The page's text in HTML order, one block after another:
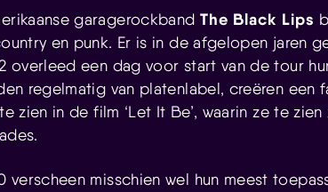
garagerockband The Black Lips
en punk. Er is in de afgelopen jaren
overleed een dag voor start van de tour
regelmatig van platenlabel, creëren een
zien in de film ‘Let It Be’, waarin ze te
verscheen misschien wel hun meest